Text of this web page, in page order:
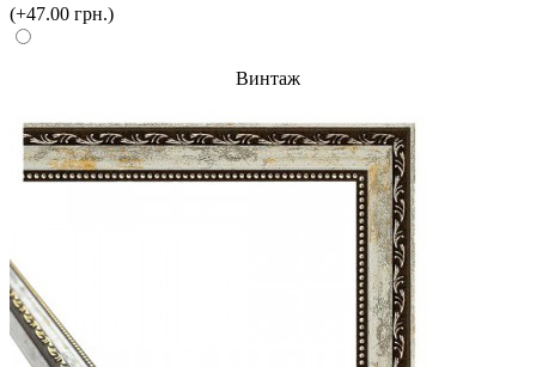
(+47.00 грн.)
Винтаж